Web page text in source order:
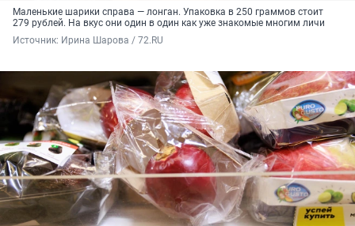
Маленькие шарики справа — лонган. Упаковка в 250 граммов стоит
279 рублей. На вкус они один в один как уже знакомые многим личи
Источник: Ирина Шарова / 72.RU